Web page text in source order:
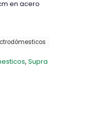
en acero
, Supra